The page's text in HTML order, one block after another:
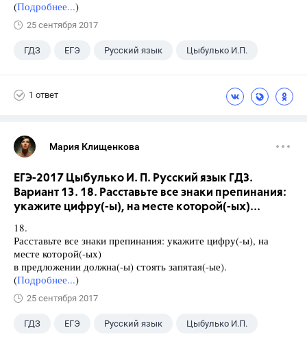
(Подробнее...)
25 сентября 2017
ГДЗ ЕГЭ Русский язык Цыбулько И.П.
1 ответ
Мария Клищенкова
ЕГЭ-2017 Цыбулько И. П. Русский язык ГДЗ.
Вариант 13. 18. Расставьте все знаки препинания:
укажите цифру(-ы), на месте которой(-ых)...
18.
Расставьте все знаки препинания: укажите цифру(-ы), на
месте которой(-ых)
в предложении должна(-ы) стоять запятая(-ые).
(Подробнее...)
25 сентября 2017
ГДЗ ЕГЭ Русский язык Цыбулько И.П.